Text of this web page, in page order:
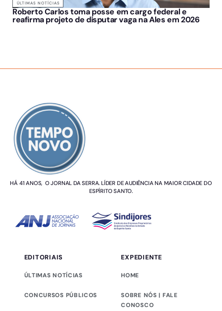
ÚLTIMAS NOTÍCIAS
Roberto Carlos toma posse em cargo federal e
reafirma projeto de disputar vaga na Ales em 2026
HÁ 41 ANOS, O JORNAL DA SERRA. LÍDER DE AUDIÊNCIA NA MAIOR CIDADE DO
ESPÍRITO SANTO.
EDITORIAIS
ÚLTIMAS NOTÍCIAS
CONCURSOS PÚBLICOS
EXPEDIENTE
HOME
SOBRE NÓS | FALE
CONOSCO